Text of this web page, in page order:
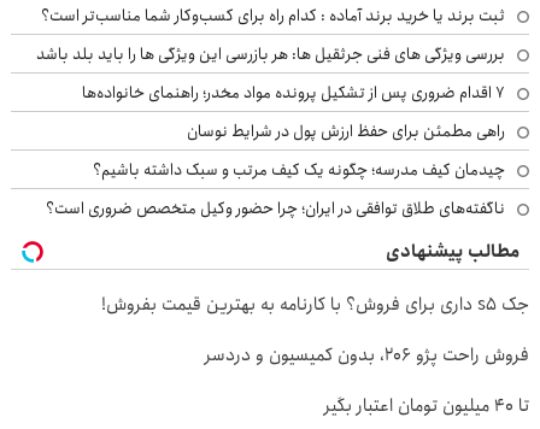
ثبت برند یا خرید برند آماده : کدام راه برای کسب‌وکار شما مناسب‌تر است؟
بررسی ویژگی های فنی جرثقیل ها: هر بازرسی این ویژگی ها را باید بلد باشد
۷ اقدام ضروری پس از تشکیل پرونده مواد مخدر؛ راهنمای خانواده‌ها
راهی مطمئن برای حفظ ارزش پول در شرایط نوسان
چیدمان کیف مدرسه؛ چگونه یک کیف مرتب و سبک داشته باشیم؟
ناگفته‌های طلاق توافقی در ایران؛ چرا حضور وکیل متخصص ضروری است؟
مطالب پیشنهادی
جک s5 داری برای فروش؟ با کارنامه به بهترین قیمت بفروش!
فروش راحت پژو ۲۰6، بدون کمیسیون و دردسر
تا ۴۰ میلیون تومان اعتبار بگیر